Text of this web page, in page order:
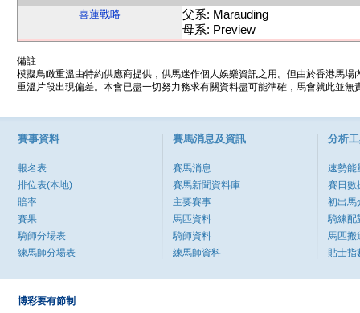
喜蓮戰略
父系: Marauding
母系: Preview
備註
模擬鳥瞰重溫由特約供應商提供，供馬迷作個人娛樂資訊之用。但由於香港馬
重溫片段出現偏差。本會已盡一切努力務求有關資料盡可能準確，馬會就此並
賽事資料
報名表
排位表(本地)
賠率
賽果
騎師分場表
練馬師分場表
賽馬消息及資訊
賽馬消息
賽馬新聞資料庫
主要賽事
馬匹資料
騎師資料
練馬師資料
分析
速勢能
賽日數
初出馬
騎練配
馬匹搬
貼士指
博彩要有節制